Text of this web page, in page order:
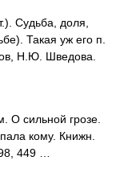
Судьба, доля,
Такая уж его п.
Н.Ю. Шведова.
сильной грозе.
кому. Книжн.
449 …